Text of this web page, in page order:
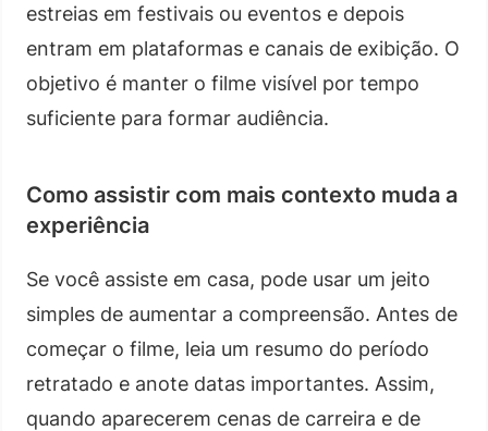
estreias em festivais ou eventos e depois
entram em plataformas e canais de exibição. O
objetivo é manter o filme visível por tempo
suficiente para formar audiência.
Como assistir com mais contexto muda a
experiência
Se você assiste em casa, pode usar um jeito
simples de aumentar a compreensão. Antes de
começar o filme, leia um resumo do período
retratado e anote datas importantes. Assim,
quando aparecerem cenas de carreira e de